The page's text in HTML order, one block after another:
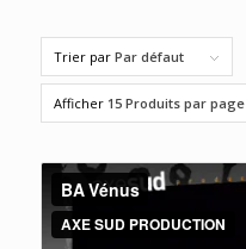
Trier par Par défaut
Afficher 15 Produits par page